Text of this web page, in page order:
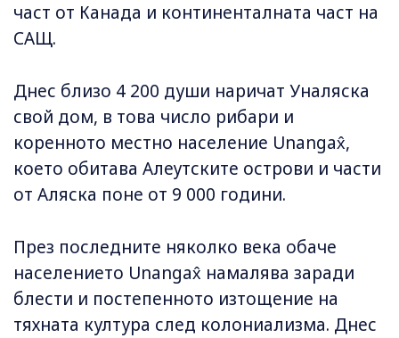
част от Канада и континенталната част на
САЩ.
Днес близо 4 200 души наричат Уналяска
свой дом, в това число рибари и
коренното местно население Unangax̂,
което обитава Алеутските острови и части
от Аляска поне от 9 000 години.
През последните няколко века обаче
населението Unangax̂ намалява заради
блести и постепенното изтощение на
тяхната култура след колониализма. Днес